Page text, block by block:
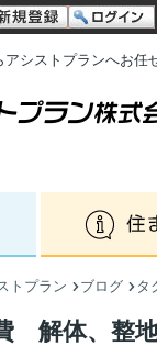
シストプランへお任
トプラン ブログ タ
解体、整